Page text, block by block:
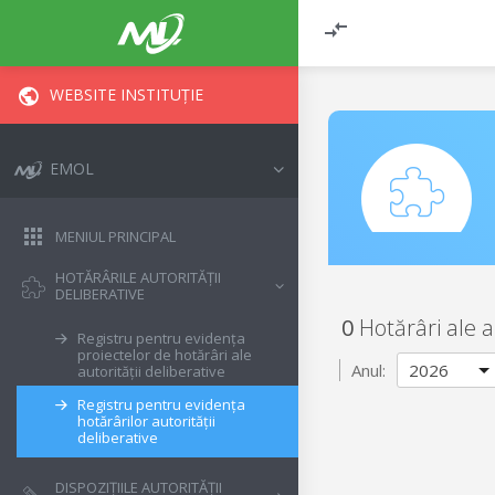
WEBSITE INSTITUȚIE
EMOL
MENIUL PRINCIPAL
HOTĂRÂRILE AUTORITĂȚII
DELIBERATIVE
Registru pentru evidența
proiectelor de hotărâri ale
autorității deliberative
Registru pentru evidența
hotărârilor autorității
deliberative
DISPOZIȚIILE AUTORITĂȚII
0 Hotărâri ale
Anul: